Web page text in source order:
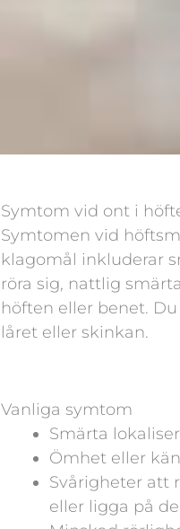
Symtom vid ont i
Symtomen vid
klagomål inkluderar
röra sig, nattlig
höften eller benet.
låret eller skinkan.
Vanliga symtom
Smärta
Ömhet eller
Svårigheter att
eller ligga på